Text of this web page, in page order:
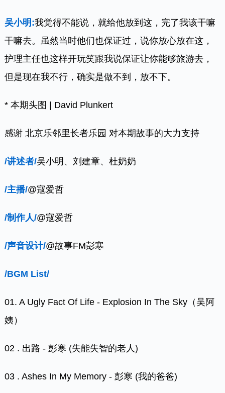
吴小明:我觉得不能说，就给他放到这，完了我该干嘛
干嘛去。虽然当时他们也保证过，说你放心放在这，
护理主任也这样开玩笑跟我说保证让你能够旅游去，
但是现在我不行，确实是做不到，放不下。
* 本期头图 | David Plunkert
感谢 北京乐邻里长者乐园 对本期故事的大力支持
/讲述者/吴小明、刘建章、杜奶奶
/主播/@寇爱哲
/制作人/@寇爱哲
/声音设计/@故事FM彭寒
/BGM List/
01. A Ugly Fact Of Life - Explosion In The Sky（吴阿
姨）
02 . 出路 - 彭寒 (失能失智的老人)
03 . Ashes In My Memory - 彭寒 (我的爸爸)